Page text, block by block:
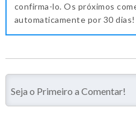
confirma-lo. Os próximos
automaticamente por 30 dias!